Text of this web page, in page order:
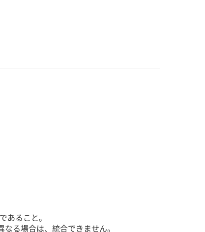
あること。
る場合は、統合できません。